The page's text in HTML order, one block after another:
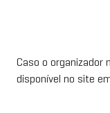
Caso o organizador
disponível no site